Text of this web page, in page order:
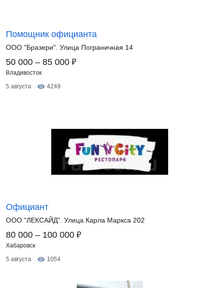
Помощник официанта
ООО "Бразери". Улица Пограничная 14
50 000 – 85 000 ₽
Владивосток
5 августа
4249
Официант
ООО "ЛЕКСАЙД". Улица Карла Маркса 202
80 000 – 100 000 ₽
Хабаровск
5 августа
1054